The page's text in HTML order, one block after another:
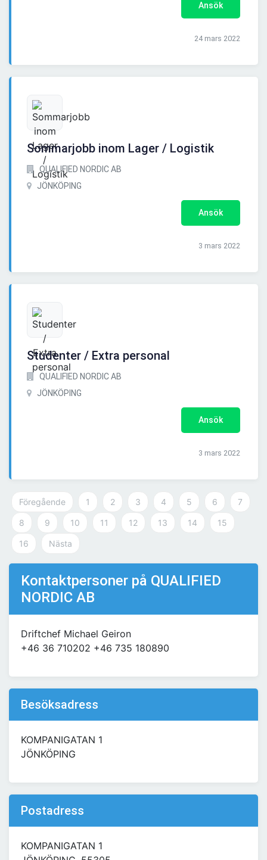
Ansök
24 mars 2022
Sommarjobb inom Lager / Logistik
QUALIFIED NORDIC AB
JÖNKÖPING
Ansök
3 mars 2022
Studenter / Extra personal
QUALIFIED NORDIC AB
JÖNKÖPING
Ansök
3 mars 2022
Föregående 1 2 3 4 5 6 7
8 9 10 11 12 13 14 15
16 Nästa
Kontaktpersoner på QUALIFIED
NORDIC AB
Driftchef Michael Geiron
+46 36 710202 +46 735 180890
Besöksadress
KOMPANIGATAN 1
JÖNKÖPING
Postadress
KOMPANIGATAN 1